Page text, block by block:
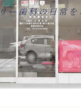
ー歯科の日常